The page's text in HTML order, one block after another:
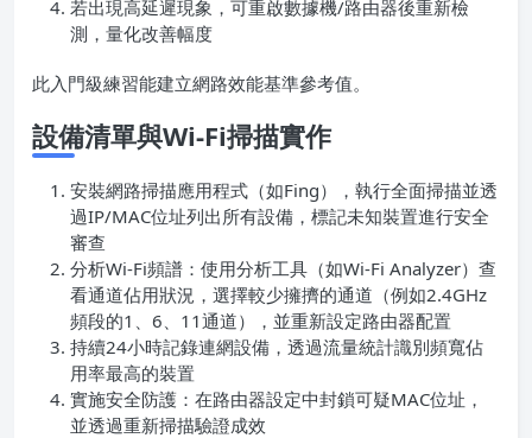
若出現高延遲現象，可重啟數據機/路由器後重新檢
測，量化改善幅度
此入門級練習能建立網路效能基準參考值。
設備清單與Wi-Fi掃描實作
安裝網路掃描應用程式（如Fing），執行全面掃描並透
過IP/MAC位址列出所有設備，標記未知裝置進行安全
審查
分析Wi-Fi頻譜：使用分析工具（如Wi-Fi Analyzer）查
看通道佔用狀況，選擇較少擁擠的通道（例如2.4GHz
頻段的1、6、11通道），並重新設定路由器配置
持續24小時記錄連網設備，透過流量統計識別頻寬佔
用率最高的裝置
實施安全防護：在路由器設定中封鎖可疑MAC位址，
並透過重新掃描驗證成效